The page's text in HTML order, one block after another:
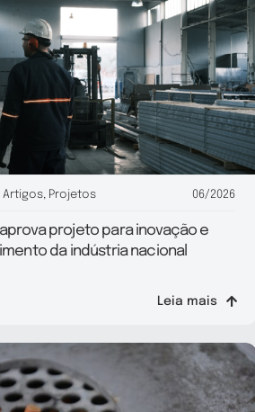
Artigos, Projetos 06/2026
projeto para inovação e
da indústria nacional
Leia mais